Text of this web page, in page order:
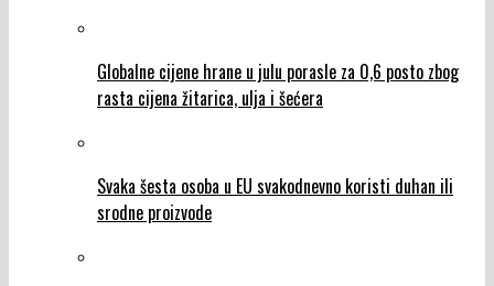
Globalne cijene hrane u julu porasle za 0,6 posto zbog
rasta cijena žitarica, ulja i šećera
Svaka šesta osoba u EU svakodnevno koristi duhan ili
srodne proizvode